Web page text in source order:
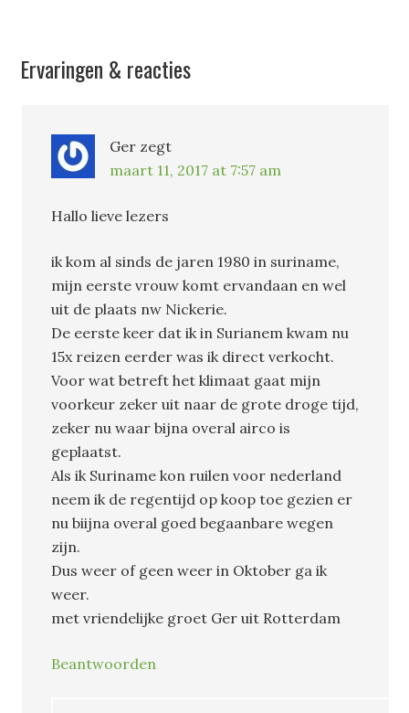
Ervaringen & reacties
Ger zegt
maart 11, 2017 at 7:57 am
Hallo lieve lezers
ik kom al sinds de jaren 1980 in suriname,
mijn eerste vrouw komt ervandaan en wel
uit de plaats nw Nickerie.
De eerste keer dat ik in Surianem kwam nu
15x reizen eerder was ik direct verkocht.
Voor wat betreft het klimaat gaat mijn
voorkeur zeker uit naar de grote droge tijd,
zeker nu waar bijna overal airco is
geplaatst.
Als ik Suriname kon ruilen voor nederland
neem ik de regentijd op koop toe gezien er
nu biijna overal goed begaanbare wegen
zijn.
Dus weer of geen weer in Oktober ga ik
weer.
met vriendelijke groet Ger uit Rotterdam
Beantwoorden